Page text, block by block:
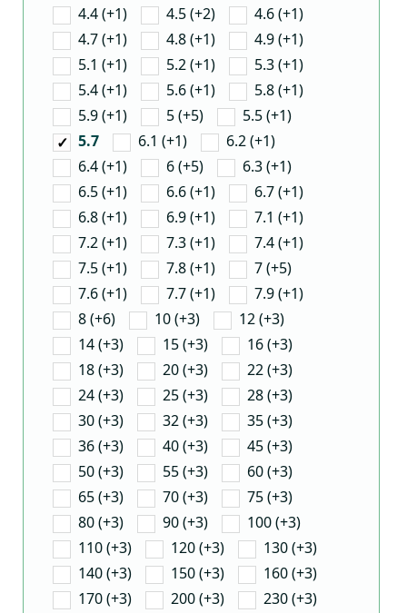
4.4 (+1)
4.5 (+2)
4.6 (+1)
4.7 (+1)
4.8 (+1)
4.9 (+1)
5.1 (+1)
5.2 (+1)
5.3 (+1)
5.4 (+1)
5.6 (+1)
5.8 (+1)
5.9 (+1)
5 (+5)
5.5 (+1)
5.7
6.1 (+1)
6.2 (+1)
6.4 (+1)
6 (+5)
6.3 (+1)
6.5 (+1)
6.6 (+1)
6.7 (+1)
6.8 (+1)
6.9 (+1)
7.1 (+1)
7.2 (+1)
7.3 (+1)
7.4 (+1)
7.5 (+1)
7.8 (+1)
7 (+5)
7.6 (+1)
7.7 (+1)
7.9 (+1)
8 (+6)
10 (+3)
12 (+3)
14 (+3)
15 (+3)
16 (+3)
18 (+3)
20 (+3)
22 (+3)
24 (+3)
25 (+3)
28 (+3)
30 (+3)
32 (+3)
35 (+3)
36 (+3)
40 (+3)
45 (+3)
50 (+3)
55 (+3)
60 (+3)
65 (+3)
70 (+3)
75 (+3)
80 (+3)
90 (+3)
100 (+3)
110 (+3)
120 (+3)
130 (+3)
140 (+3)
150 (+3)
160 (+3)
170 (+3)
200 (+3)
230 (+3)